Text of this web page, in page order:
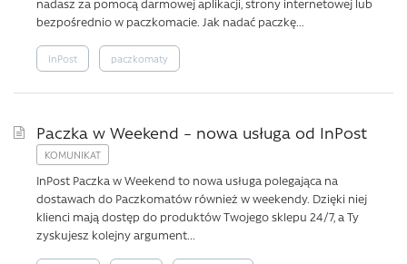
nadasz za pomocą darmowej aplikacji, strony internetowej lub
bezpośrednio w paczkomacie. Jak nadać paczkę...
InPost paczkomaty
Paczka w Weekend – nowa usługa od InPost
InPost Paczka w Weekend to nowa usługa polegająca na
dostawach do Paczkomatów również w weekendy. Dzięki niej
klienci mają dostęp do produktów Twojego sklepu 24/7, a Ty
zyskujesz kolejny argument...